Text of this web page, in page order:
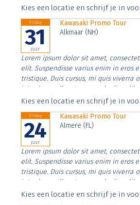
Aenean faucibus nibh et justo cursus
Kies een locatie en schrijf je in
Friday
31
JULY
Kawasaki Promo Tour
Alkmaar (NH)
Lorem ipsum dolor sit amet,
elit. Suspendisse varius enim in eros
tristique. Duis cursus, mi quis viverra
interdum nulla, ut commodo diam
Aenean faucibus nibh et justo cursus
Kies een locatie en schrijf je in
Friday
24
JULY
Kawasaki Promo Tour
Almere (FL)
Lorem ipsum dolor sit amet,
elit. Suspendisse varius enim in eros
tristique. Duis cursus, mi quis viverra
interdum nulla, ut commodo diam
Aenean faucibus nibh et justo cursus
Kies een locatie en schrijf je in